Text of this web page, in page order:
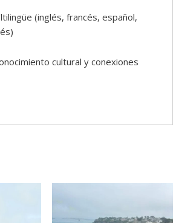
(inglés, francés, español,
cultural y conexiones